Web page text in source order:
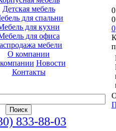
Детская мебель
для спальни
для кухни
для офиса
мебели
О компании
Новости
Контакты
833-88-03
0
0
0